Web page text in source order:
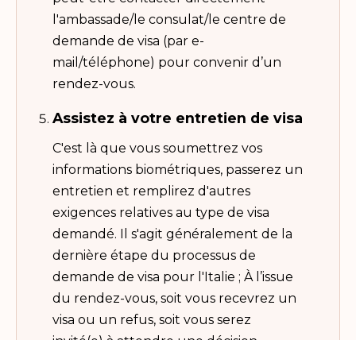
l'ambassade/le consulat/le centre de
demande de visa (par e-
mail/téléphone) pour convenir d’un
rendez-vous.
Assistez à votre entretien de visa
C'est là que vous soumettrez vos
informations biométriques, passerez un
entretien et remplirez d'autres
exigences relatives au type de visa
demandé. Il s'agit généralement de la
dernière étape du processus de
demande de visa pour l'Italie ; À l’issue
du rendez-vous, soit vous recevrez un
visa ou un refus, soit vous serez